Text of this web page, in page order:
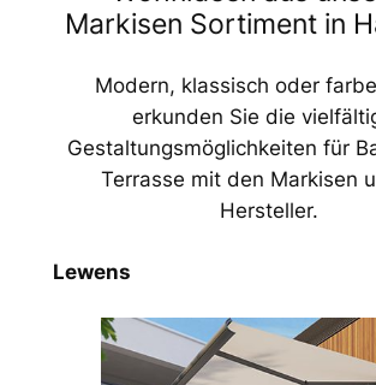
Markisen Sortiment in
Modern, klassisch oder
erkunden Sie die
Gestaltungsmöglichkeiten für
Terrasse mit den Markisen
Hersteller.
Lewens